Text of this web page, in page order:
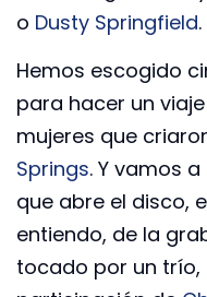
o Dusty Springfield.
Hemos escogido
para hacer un
mujeres que
Springs. Y vamos
que abre el disco,
entiendo, de la
tocado por un